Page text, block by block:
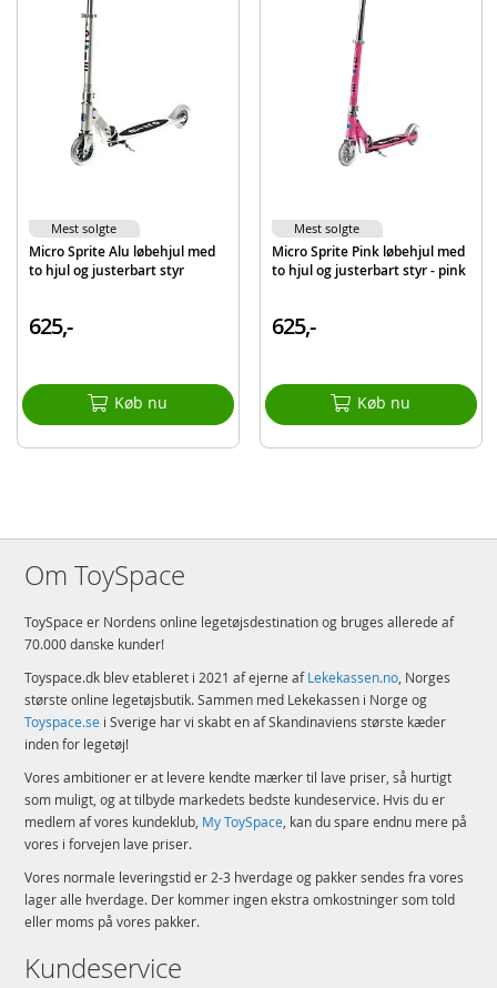
Indeholder:
Micro Sprite løbehjul med 2 hjul
Styrhøjde: 65-93 cm
Vægt: 2,7 kg
Farve: Lilla
Alder: fra 5 år
Mærke Micro
Micro Sprite Alu løbehjul med
to hjul og justerbart styr
625,-
Køb nu
Mest solgte
Micro Sprite Pink løbehjul med
to hjul og justerbart styr - pink
625,-
Køb nu
Mest solgte
Om ToySpace
ToySpace er Nordens online legetøjsdestination og bruges allerede af
70.000 danske kunder!
Toyspace.dk blev etableret i 2021 af ejerne afLekekassen.no, Norges
største online legetøjsbutik. Sammen med Lekekassen i Norge og
Toyspace.se i Sverige har vi skabt en af Skandinaviens største kæder
inden for legetøj!
Vores ambitioner er at levere kendte mærker til lave priser, så hurtigt
som muligt, og at tilbyde markedets bedste kundeservice. Hvis du er
medlem af vores kundeklub, My ToySpace, kan du spare endnu mere på
vores i forvejen lave priser.
Vores normale leveringstid er 2-3 hverdage og pakker sendes fra vores
lager alle hverdage. Der kommer ingen ekstra omkostninger som told
eller moms på vores pakker.
Kundeservice